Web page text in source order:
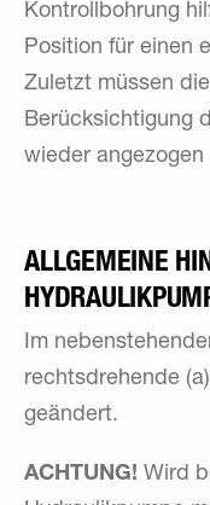
Kontrollbohrung
Position für einen
Zuletzt müssen
Berücksichtigung
wieder angezogen
ALLGEMEINE
Im
rechtsdrehende
geändert.
ACHTUNG! Wird